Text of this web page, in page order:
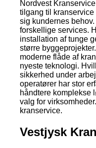
Nordvest
tilgang til
sig kundernes
forskellige services.
installation af tunge
større
moderne flåde af
nyeste teknologi.
sikkerhed under
operatører har stor
håndtere komplekse
valg for
kranservice.
Vestjysk